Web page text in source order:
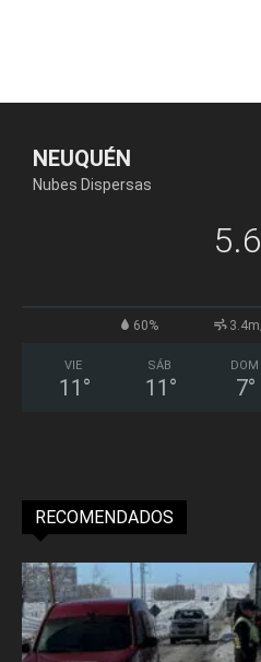
NEUQUÉN
Nubes Dispersas
5.6
60%
VIE
11 °
SÁB
11 °
DOM
7°
RECOMENDADOS